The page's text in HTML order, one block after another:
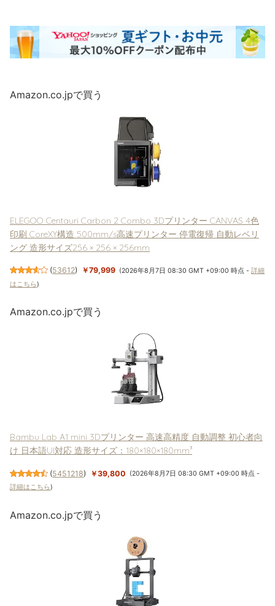
Amazon.co.jpで買う
ELEGOO Centauri Carbon 2 Combo 3Dプリンター CANVAS 4色
印刷 CoreXY構造 500mm/s高速プリンター 停電復帰 自動レベリ
ング 造形サイズ256 × 256 × 256mm
(53612) ￥79,999 (2026年8月7日 08:30 GMT +09:00 時点 -詳細
はこちら)
Amazon.co.jpで買う
Bambu Lab A1 mini 3Dプリンター 高速高精度 自動調整 初心者向
け 日本語UI対応 造形サイズ：180×180×180mm³
(5451218) ￥39,800
(2026年8月7日 08:30 GMT +09:00 時点 -
詳細はこちら)
Amazon.co.jpで買う